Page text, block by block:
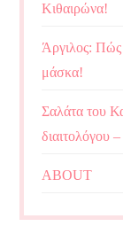
Κιθαιρώνα!
Άργιλος: Πώς
μάσκα!
Σαλάτα του
διαιτολόγου
ABOUT